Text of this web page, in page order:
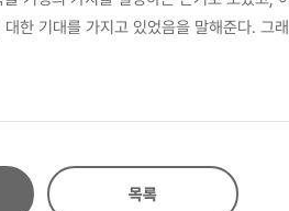
기대를 가지고 있었음을 말해준다. 그
때, 기생이 꿈꾸는 百年之約은 단 한 번
목록